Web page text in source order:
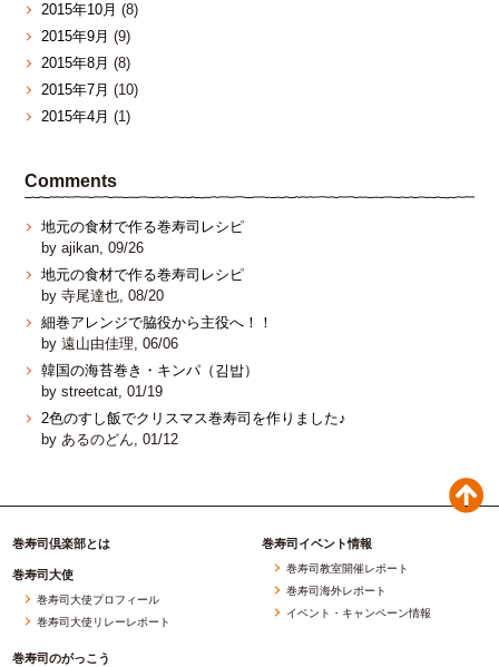
2015年10月 (8)
2015年9月 (9)
2015年8月 (8)
2015年7月 (10)
2015年4月 (1)
Comments
地元の食材で作る巻寿司レシピ
by ajikan, 09/26
地元の食材で作る巻寿司レシピ
by 寺尾達也, 08/20
細巻アレンジで脇役から主役へ！！
by 遠山由佳理, 06/06
韓国の海苔巻き・キンパ（김밥）
by streetcat, 01/19
2色のすし飯でクリスマス巻寿司を作りました♪
by あるのどん, 01/12
巻寿司倶楽部とは
巻寿司大使
巻寿司大使プロフィール
巻寿司大使リレーレポート
巻寿司のがっこう
巻寿司イベント情報
巻寿司教室開催レポート
巻寿司海外レポート
イベント・キャンペーン情報